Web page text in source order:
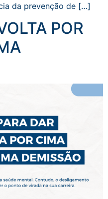
da prevenção de […]
POR